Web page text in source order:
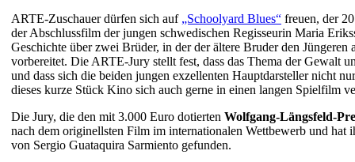
ARTE-Zuschauer dürfen sich auf „Schoolyard Blues“ freuen, der
der Abschlussfilm der jungen schwedischen Regisseurin Maria
Geschichte über zwei Brüder, in der der ältere Bruder den Jüngeren
vorbereitet. Die ARTE-Jury stellt fest, dass das Thema der Gewalt
und dass sich die beiden jungen exzellenten Hauptdarsteller nicht
dieses kurze Stück Kino sich auch gerne in einen langen Spielfilm
Die Jury, die den mit 3.000 Euro dotierten Wolfgang-Längsfeld-
nach dem originellsten Film im internationalen Wettbewerb und
von Sergio Guataquira Sarmiento gefunden.